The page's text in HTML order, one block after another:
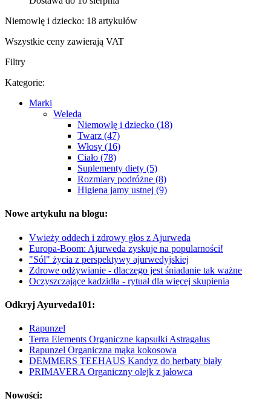
Niemowlę i dziecko: 18 artykułów
Wszystkie ceny zawierają VAT
Filtry
Kategorie:
Marki
Weleda
Niemowlę i dziecko (18)
Twarz (47)
Włosy (16)
Ciało (78)
Suplementy diety (5)
Rozmiary podróżne (8)
Higiena jamy ustnej (9)
Nowe artykułu na blogu:
Vwieży oddech i zdrowy głos z Ajurweda
Europa-Boom: Ajurweda zyskuje na popularności!
"Sól" życia z perspektywy ajurwedyjskiej
Zdrowe odżywianie - dlaczego jest śniadanie tak ważne
Oczyszczające kadzidła - rytuał dla więcej skupienia
Odkryj Ayurveda101:
Rapunzel
Terra Elements Organiczne kapsułki Astragalus
Rapunzel Organiczna mąka kokosowa
DEMMERS TEEHAUS Kandyz do herbaty biały
PRIMAVERA Organiczny olejk z jałowca
Nowości: